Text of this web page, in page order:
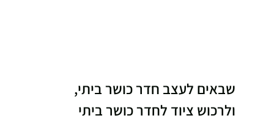
שבאים לעצב חדר כושר ביתי,
ולרכוש ציוד לחדר כושר ביתי